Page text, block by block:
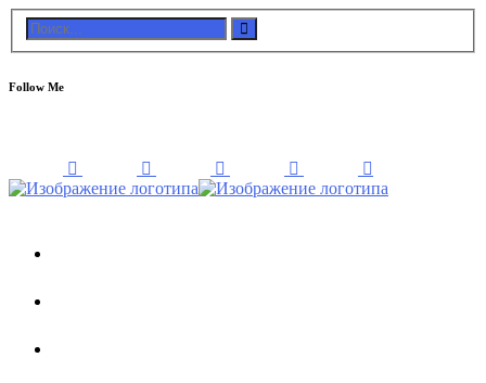
Follow Me